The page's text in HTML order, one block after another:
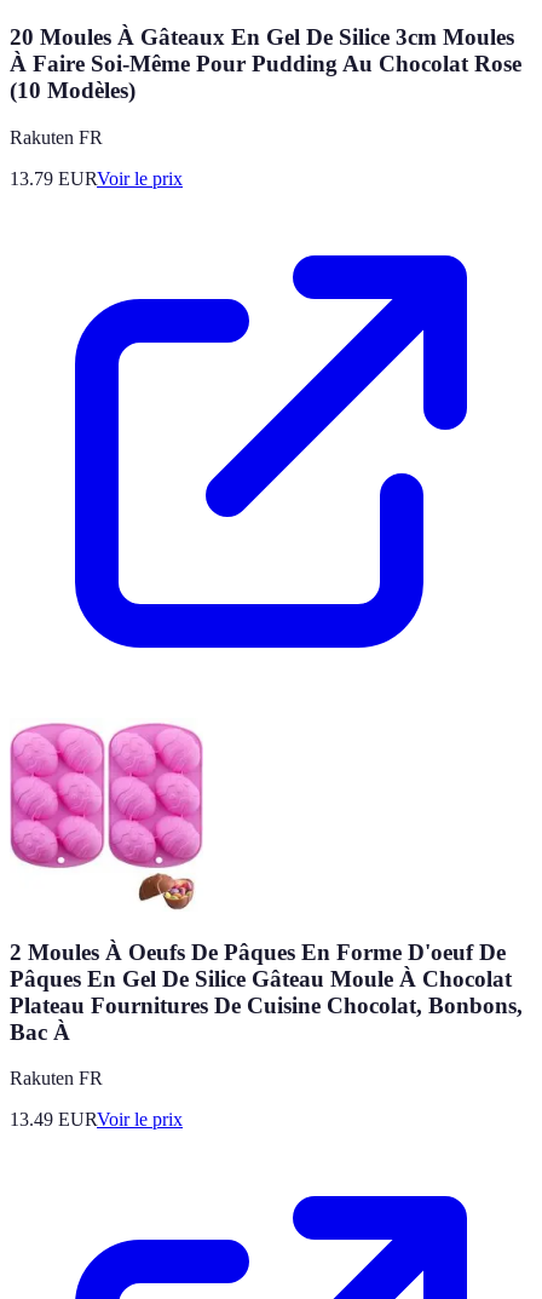
20 Moules À Gâteaux En Gel De Silice 3cm Moules
À Faire Soi-Même Pour Pudding Au Chocolat Rose
(10 Modèles)
Rakuten FR
13.79 EURVoir le prix
2 Moules À Oeufs De Pâques En Forme D'oeuf De
Pâques En Gel De Silice Gâteau Moule À Chocolat
Plateau Fournitures De Cuisine Chocolat, Bonbons,
Bac À
Rakuten FR
13.49 EURVoir le prix